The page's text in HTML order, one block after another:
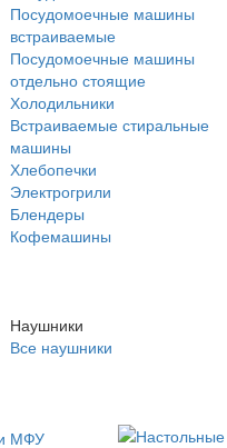
Посудомоечные машины
встраиваемые
Посудомоечные машины
отдельно стоящие
Холодильники
Встраиваемые стиральные
машины
Хлебопечки
Электрогрили
Блендеры
Кофемашины
Наушники
Все наушники